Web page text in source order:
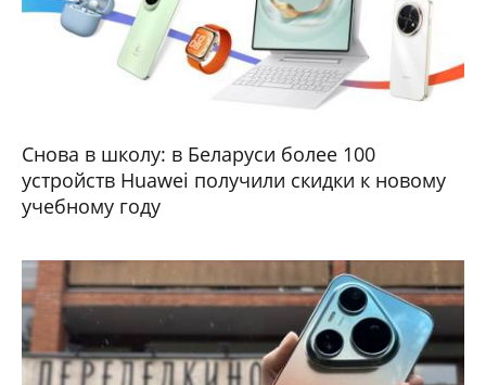
Снова в школу: в Беларуси более 100
устройств Huawei получили скидки к новому
учебному году